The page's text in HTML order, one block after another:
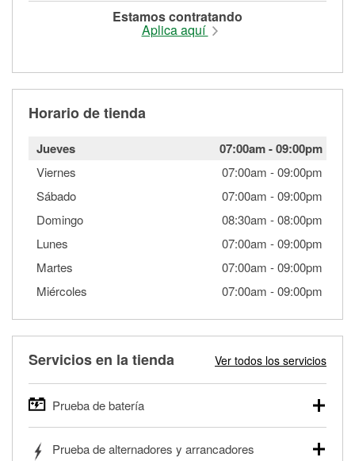
Estamos contratando
Aplica aquí
Horario de tienda
Jueves 07:00am-09:00pm
Viernes 07:00am -09:00pm
Sábado
07:00am -09:00pm
Domingo
08:30am -08:00pm
Lunes
07:00am -09:00pm
Martes
07:00am -09:00pm
Miércoles
07:00am -09:00pm
Servicios en la tienda Ver todos los servicios
Prueba de batería
autos, camionetas, SUVs, vehículos comerciales y
Prueba de alternadores y arrancadores